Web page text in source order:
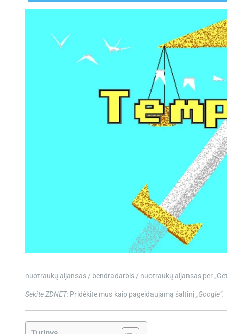
nuotraukų aljansas / bendradarbis / nuotraukų aljansas per
Sekite ZDNET: Pridėkite mus kaip pageidaujamą šaltinį„Google“.